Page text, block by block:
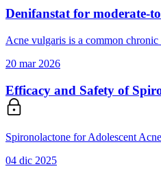
Denifanstat for moderate-
Acne vulgaris is a common
20 mar 2026
Efficacy and Safety of
Spironolactone for Adolescent
04 dic 2025